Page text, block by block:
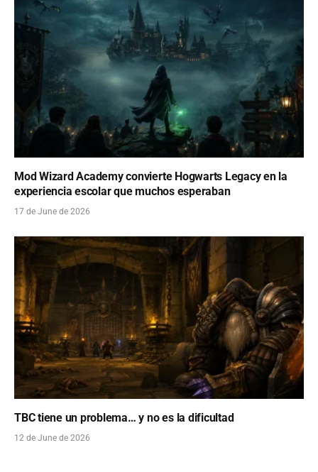
Mod Wizard Academy convierte Hogwarts Legacy en la
experiencia escolar que muchos esperaban
17 de June de 2026
TBC tiene un problema… y no es la dificultad
12 de June de 2026